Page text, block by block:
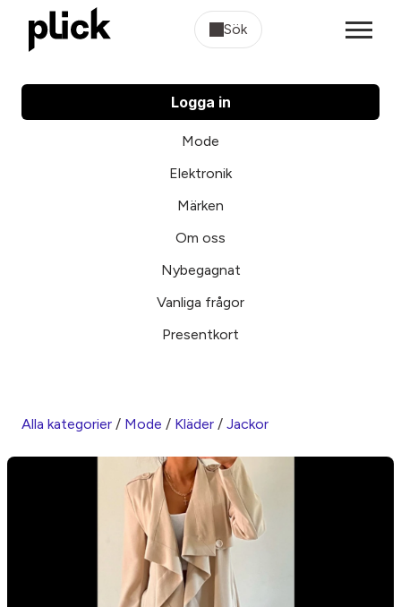
Sök
Logga in
Mode
Elektronik
Märken
Om oss
Nybegagnat
Vanliga frågor
Presentkort
Alla kategorier / Mode / Kläder / Jackor